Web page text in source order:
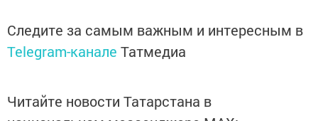
Следите за самым важным и интересным в
Telegram-канале Татмедиа
Читайте новости Татарстана в